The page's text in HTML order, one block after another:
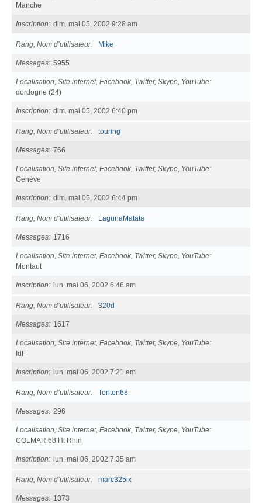
Manche
Inscription dim. mai 05, 2002 9:28 am
Rang, Nom d’utilisateur Mike
Messages 5955
Localisation, Site internet, Facebook, Twitter, Skype, YouTube
dordogne (24)
Inscription dim. mai 05, 2002 6:40 pm
Rang, Nom d’utilisateur touring
Messages 766
Localisation, Site internet, Facebook, Twitter, Skype, YouTube
Genève
Inscription dim. mai 05, 2002 6:44 pm
Rang, Nom d’utilisateur LagunaMatata
Messages 1716
Localisation, Site internet, Facebook, Twitter, Skype, YouTube
Montaut
Inscription lun. mai 06, 2002 6:46 am
Rang, Nom d’utilisateur 320d
Messages 1617
Localisation, Site internet, Facebook, Twitter, Skype, YouTube
IdF
Inscription lun. mai 06, 2002 7:21 am
Rang, Nom d’utilisateur Tonton68
Messages 296
Localisation, Site internet, Facebook, Twitter, Skype, YouTube
COLMAR 68 Ht Rhin
Inscription lun. mai 06, 2002 7:35 am
Rang, Nom d’utilisateur marc325ix
Messages 1373